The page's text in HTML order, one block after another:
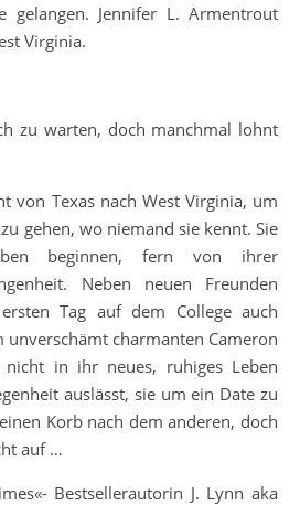
gelangen. Jennifer L. Armentrout
Virginia.
zu warten, doch manchmal lohnt
von Texas nach West Virginia, um
gehen, wo niemand sie kennt. Sie
beginnen, fern von ihrer
Neben neuen Freunden
Tag auf dem College auch
unverschämt charmanten Cameron
in ihr neues, ruhiges Leben
auslässt, sie um ein Date zu
Korb nach dem anderen, doch
auf …
Bestsellerautorin J. Lynn aka